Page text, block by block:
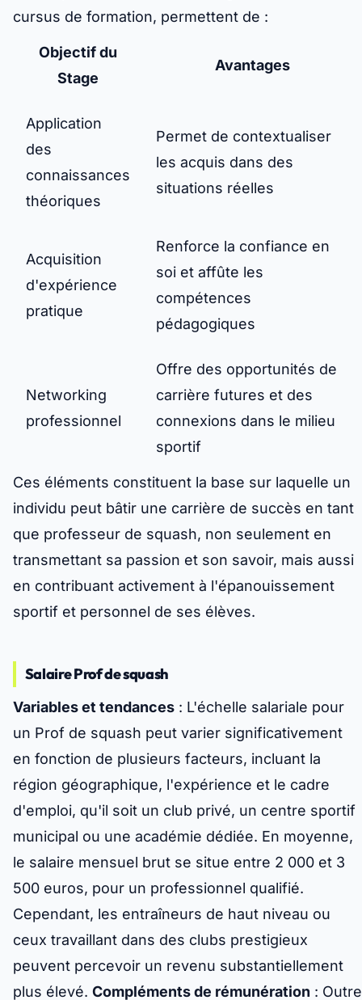
cursus de formation, permettent de :
Objectif du
Stage
Avantages
Application
des
connaissances
théoriques
Permet de contextualiser
les acquis dans des
situations réelles
Acquisition
d'expérience
pratique
Renforce la confiance en
soi et affûte les
compétences
pédagogiques
Networking
professionnel
Offre des opportunités de
carrière futures et des
connexions dans le milieu
sportif
Ces éléments constituent la base sur laquelle un
individu peut bâtir une carrière de succès en tant
que professeur de squash, non seulement en
transmettant sa passion et son savoir, mais aussi
en contribuant activement à l'épanouissement
sportif et personnel de ses élèves.
Salaire Prof de squash
Variables et tendances : L'échelle salariale pour
un Prof de squash peut varier significativement
en fonction de plusieurs facteurs, incluant la
région géographique, l'expérience et le cadre
d'emploi, qu'il soit un club privé, un centre sportif
municipal ou une académie dédiée. En moyenne,
le salaire mensuel brut se situe entre 2 000 et 3
500 euros, pour un professionnel qualifié.
Cependant, les entraîneurs de haut niveau ou
ceux travaillant dans des clubs prestigieux
peuvent percevoir un revenu substantiellement
plus élevé. Compléments de rémunération : Outre